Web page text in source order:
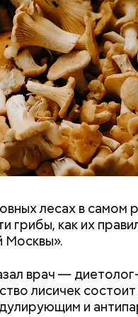
лесах в самом
грибы, как их
Москвы».
врач —
лисичек
и
жизни молнии
могут жить и до